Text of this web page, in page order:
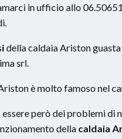
in ufficio allo
della caldaia Ariston
srl.
è molto famoso nel
essere però dei problemi di
della caldaia